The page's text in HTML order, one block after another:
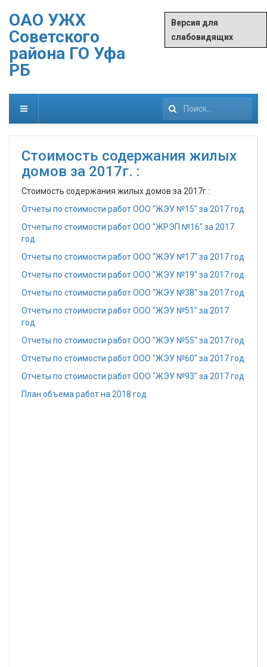
ОАО УЖХ
Советского
района ГО Уфа
РБ
Версия для
слабовидящих
Искать...
Стоимость содержания жилых
домов за 2017г. :
Стоимость содержания жилых домов за 2017г.:
Отчеты по стоимости работ ООО "ЖЭУ №15" за 2017 год
Отчеты по стоимости работ ООО "ЖРЭП №16" за 2017
год
Отчеты по стоимости работ ООО "ЖЭУ №17" за 2017 год
Отчеты по стоимости работ ООО "ЖЭУ №19" за 2017 год
Отчеты по стоимости работ ООО "ЖЭУ №38" за 2017 год
Отчеты по стоимости работ ООО "ЖЭУ №51" за 2017
год
Отчеты по стоимости работ ООО "ЖЭУ №55" за 2017 год
Отчеты по стоимости работ ООО "ЖЭУ №60" за 2017 год
Отчеты по стоимости работ ООО "ЖЭУ №93" за 2017 год
План объема работ на 2018 год